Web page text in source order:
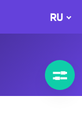
RU